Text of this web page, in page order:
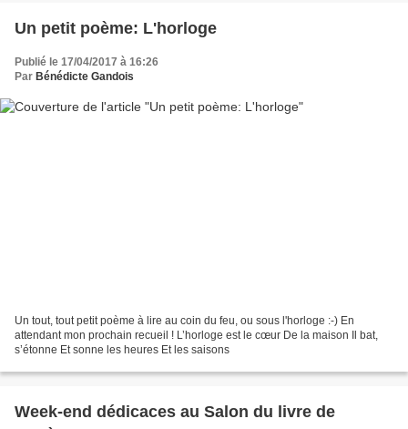
Un petit poème: L'horloge
Publié le 17/04/2017 à 16:26
Par Bénédicte Gandois
Un tout, tout petit poème à lire au coin du feu, ou sous l'horloge :-) En
attendant mon prochain recueil ! L’horloge est le cœur De la maison Il bat,
s’étonne Et sonne les heures Et les saisons
Week-end dédicaces au Salon du livre de